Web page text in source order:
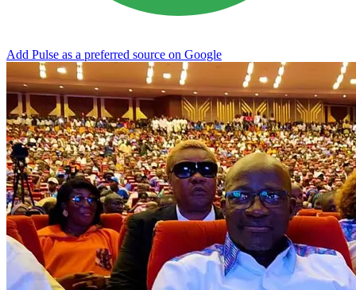
Add Pulse as a preferred source on Google